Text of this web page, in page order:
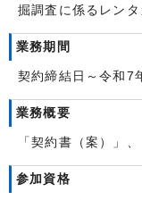
掘調査に係るレン
業務期間
契約締結日～令和7
業務概要
「契約書（案）」
参加資格